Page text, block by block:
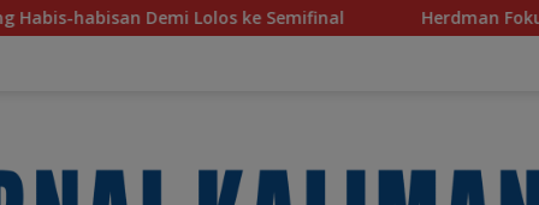
ke Semifinal Herdman Fokus Benahi Finishing